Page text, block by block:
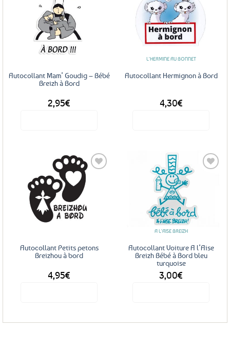
Autocollant Mam’ Goudig – Bébé
Breizh à Bord
2,95€
Ajouter
aux
favoris
L'HERMINE AU BONNET
Autocollant Hermignon à Bord
4,30€
favoris
Autocollant Petits petons
Breizhou à bord
4,95€
A L'AISE BREIZH
Autocollant Voiture A l’Aise
Breizh Bébé à Bord bleu
turquoise
3,00€